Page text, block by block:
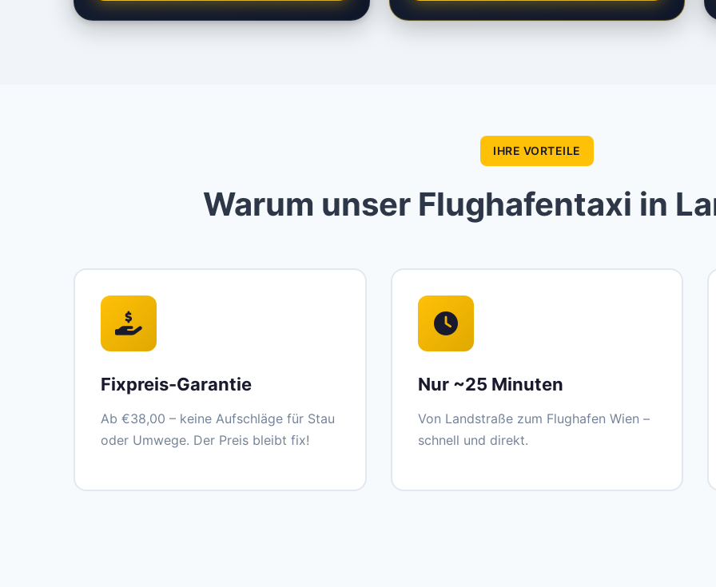
IHRE VORTEILE
Warum unser Flughafentaxi in
Fixpreis-Garantie
Ab €38,00 – keine Aufschläge für Stau
oder Umwege. Der Preis bleibt fix!
Nur ~25 Minuten
Von Landstraße zum Flughafen Wien –
schnell und direkt.